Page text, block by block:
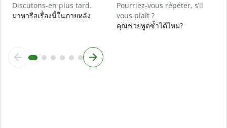
Discutons-en plus tard.
มาหารือเรื่องนี้ในภายหลัง
Pourriez-vous répéter, s’il
vous plaît ?
คุณช่วยพูดซ้ำได้ไหม?